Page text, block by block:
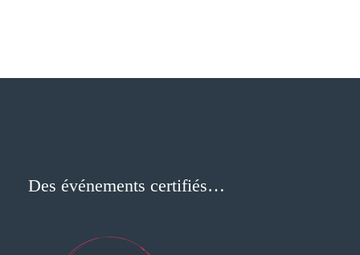
Des événements certifiés…